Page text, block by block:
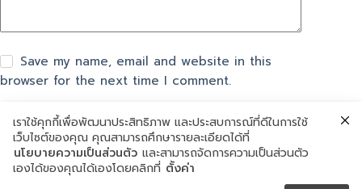
Save my name, email and website in this
browser for the next time I comment.
Post Comment
เราใช้คุกกี้เพื่อพัฒนาประสิทธิภาพ และประสบการณ์ที่ดีในการใช้
เว็บไซต์ของคุณ คุณสามารถศึกษารายละเอียดได้ที่
นโยบายความเป็นส่วนตัว และสามารถจัดการความเป็นส่วนตัว
เองได้ของคุณได้เองโดยคลิกที่ ตั้งค่า